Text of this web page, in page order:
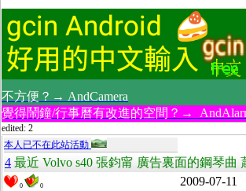
不方便？→ AndCamera
覺得鬧鐘/行事曆有改進的空間？→
edited: 2
本人已不在此站活動
4 最近 Volvo s40 張鈞甯 廣告裏面的鋼琴曲
0 0 2009-07-11